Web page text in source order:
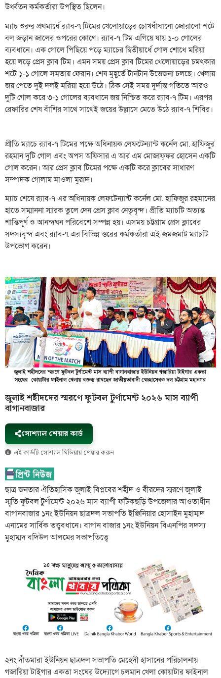
উর্ধ্বতন কর্মকর্তারা উপস্থিত ছিলেন।
ম্যাচ শুরুর প্রথমার্ধে র‌্যাব-৭ টিমের খেলোয়াড়ের চোখধাঁধানো জোরালো শটে
বল জড়ান জালের ওপরের কোণে। র‌্যাব-৭ টিম এগিয়ে যায় ১-০ গোলের
ব্যবধানে। এক গোলে পিছিয়ে পড়ে ম্যাচের দ্বিতীয়ার্ধে গোল শোধে মরিয়া
হয়ে লড়ে প্রেস ক্লাব টিম। এমন সময় প্রেস ক্লাব টিমের খেলোয়াড়ের চমৎকার
শটে ১-১ গোলে সমতায় ফেরান। শেষ মুহূর্তে টানটান উত্তেজনা চলছে। খেলায়
জয় পেতে দুই দলই মরিয়া হয়ে উঠে। ঠিক সেই সময় দুর্দান্ত গতিতে আরও
দুটি গোল করে ৩-১ গোলের ব্যবধানে জয় নিশ্চিত করে র‌্যাব-৭ টিম। এরপর
রেফারির শেষ বাঁশির সাথে সাথেই জয়ের উল্লাসে মেতে উঠে র‌্যাব-৭ শিবির।
প্রীতি ম্যাচে র‌্যাব-৭ টিমের পক্ষে অধিনায়ক লেফটেন্যান্ট কর্নেল মো. হাফিজুর
রহমান দুটি গোল এবং অপস অফিসার এ আর এম মোজাফ্ফর হোসেন একটি
গোল করেন। আর প্রেস ক্লাব টিমের পক্ষে একটি করে ক্লাবের সাধারণ
সম্পাদক গোলাম মাওলা মুরাদ।
ম্যাচ শেষে র‍্যাব-৭ এর অধিনায়ক লেফটেন্যান্ট কর্নেল মো. হাফিজুর রহমানের
হাতে সম্মাননা স্মারক তুলে দেন প্রেস ক্লাব নেতৃবৃন্দ। প্রীতি ম্যাচটি অত্যন্ত
শান্তিপূর্ণ ও আনন্দঘন পরিবেশে সম্পন্ন হয়। এসময় চট্টগ্রাম প্রেস ক্লাবের
সদস্যবৃন্দ এবং র‌্যাব-৭ এর বিভিন্ন স্তরের কর্মকর্তারা এই জমজমাট ম্যাচটি
উপভোগ করেন।
জুলাই শহীদদের স্মরণে ফুটবল টুর্ণামেন্ট ২০২৬ মাস ব্যাপী
বাগানবাজার
সোশ্যাল শেয়ার কার্ড
এই কার্ডটি সোশ্যাল মিডিয়ায় শেয়ার করুন
ছাত্র জনতার ঐতিহাসিক জুলাই বিপ্লবের শহীদ ও বীরদের স্মরণে জুলাই
স্মৃতি ফুটবল টুর্ণামেন্ট ২০২৬ মাস ব্যাপী ফটিকছড়ি উপজেলার আওতাধীন
বাগানবাজার ১নং ইউনিয়ন ছাত্রদল সভাপতি ইঞ্জিনিয়ার হোসাইন মুহাম্মদ
এনামের সার্বিক তত্ত্ববধানে। বাগান বাজার ১নং ইউনিয়ন বিএনপির সদস্য
মুহাম্মদ বদিউল আলমের সভাপতিত্বে
২নং দাঁতমারা ইউনিয়ন ছাত্রদল সভাপতি মেহেদী হাসানের পরিচালনায়
গজারিয়া টাইগার একতা সংঘের উদ্যোগে চলমান খেলা কোয়াটার ফাইনাল